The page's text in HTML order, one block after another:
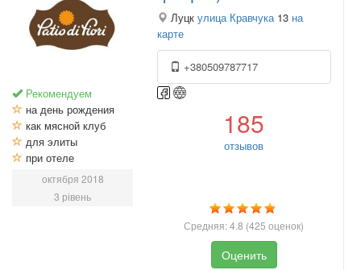
Рекомендуем
на день рождения
как мясной клуб
для элиты
при отеле
октября 2018
3 рівень
Луцк улица Кравчука 13 на
карте
+380509787717
185
отзывов
Средняя:4.8 (425 оценок)
Оценить